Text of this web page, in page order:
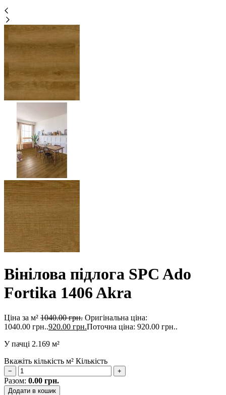
Вінілова підлога SPC Ado
Fortika 1406 Akra
Ціна за м² 1040.00грн. Оригінальна ціна:
1040.00 грн..920.00 грн.Поточна ціна: 920.00 грн..
У пачці 2.169 м²
Вкажіть кількість м² Кількість
− +
Разом: 0.00 грн.
Додати в кошик